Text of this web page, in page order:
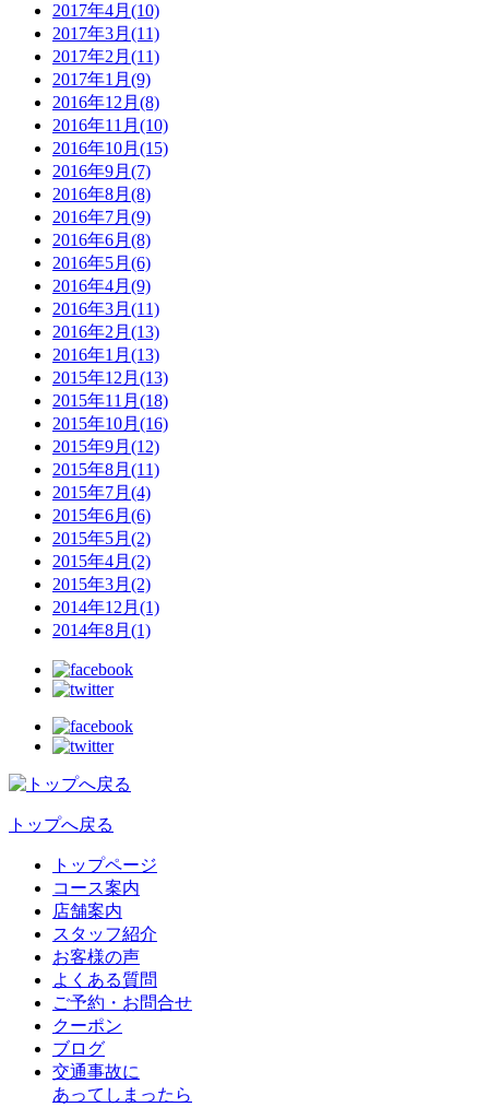
2017年4月(10)
2017年3月(11)
2017年2月(11)
2017年1月(9)
2016年12月(8)
2016年11月(10)
2016年10月(15)
2016年9月(7)
2016年8月(8)
2016年7月(9)
2016年6月(8)
2016年5月(6)
2016年4月(9)
2016年3月(11)
2016年2月(13)
2016年1月(13)
2015年12月(13)
2015年11月(18)
2015年10月(16)
2015年9月(12)
2015年8月(11)
2015年7月(4)
2015年6月(6)
2015年5月(2)
2015年4月(2)
2015年3月(2)
2014年12月(1)
2014年8月(1)
トップへ戻る
トップページ
コース案内
店舗案内
スタッフ紹介
お客様の声
よくある質問
ご予約・お問合せ
クーポン
ブログ
交通事故に
あってしまったら